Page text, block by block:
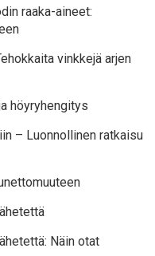
raaka-aineet:
vinkkejä arjen
höyryhengitys
– Luonnollinen ratkaisu
Näin otat